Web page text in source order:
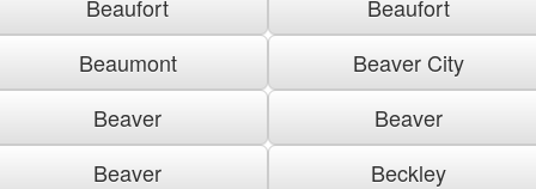
Beaufort
Beaufort
Beaumont
Beaver City
Beaver
Beaver
Beaver
Beckley